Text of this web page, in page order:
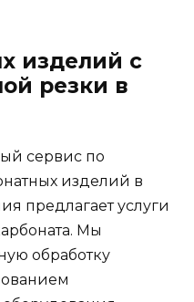
изделий с
резки в
сервис по
изделий в
предлагает услуги
Мы
обработку